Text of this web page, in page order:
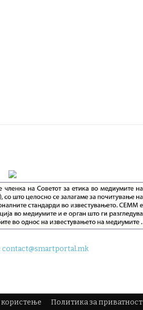
contact@smartportal.mk
користење Политика за приватност